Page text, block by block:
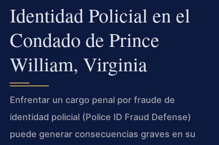
Identidad Policial en el
Condado de Prince
William, Virginia
Enfrentar un cargo penal por fraude de
identidad policial (Police ID Fraud Defense)
puede generar consecuencias graves en su